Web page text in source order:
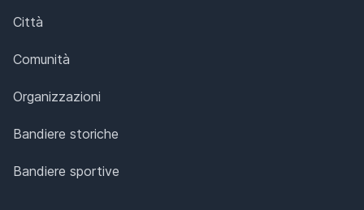
Città
Comunità
Organizzazioni
Bandiere storiche
Bandiere sportive